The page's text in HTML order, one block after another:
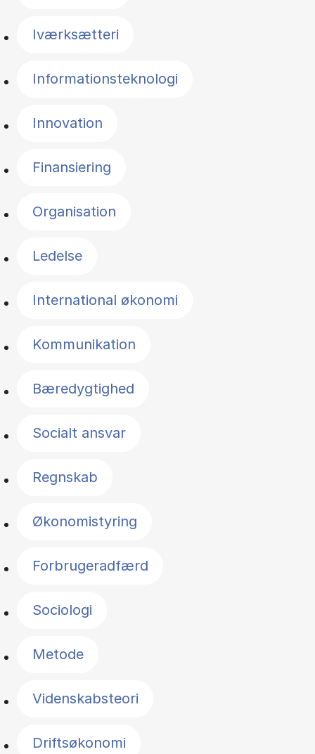
Iværksætteri
Informationsteknologi
Innovation
Finansiering
Organisation
Ledelse
International økonomi
Kommunikation
Bæredygtighed
Socialt ansvar
Regnskab
Økonomistyring
Forbrugeradfærd
Sociologi
Metode
Videnskabsteori
Driftsøkonomi